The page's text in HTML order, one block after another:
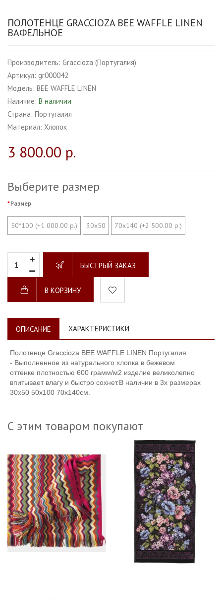
ПОЛОТЕНЦЕ GRACCIOZA BEE WAFFLE LINEN
ВАФЕЛЬНОЕ
Производитель: Graccioza (Португалия)
Артикул: gr000042
Модель: BEE WAFFLE LINEN
Наличие: В наличии
Страна: Португалия
Материал: Хлопок
3 800.00 р.
Выберите размер
Размер
50*100 (+1 000.00 р.) 30х50 70х140 (+2 500.00 р.)
БЫСТРЫЙ ЗАКАЗ
В КОРЗИНУ
ОПИСАНИЕ ХАРАКТЕРИСТИКИ
Полотенце Graccioza BEE WAFFLE LINEN Португалия
- Выполненное из натурального хлопка в бежевом
оттенке плотностью 600 грамм/м2 изделие великолепно
впитывает влагу и быстро сохнет.В наличии в 3х размерах
30х50 50х100 70х140см.
С этим товаром покупают